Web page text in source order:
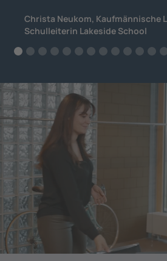
Christa Neukom, Kaufmännische
Schulleiterin Lakeside School